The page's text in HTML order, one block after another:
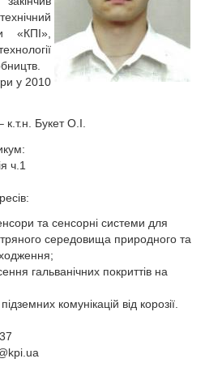
«КПІ»,
у 2010
к.т.н. Букет О.І.
ч.1
та сенсорні системи для
середовища природного та
гальванічних покриттів на
комунікацій від корозії.